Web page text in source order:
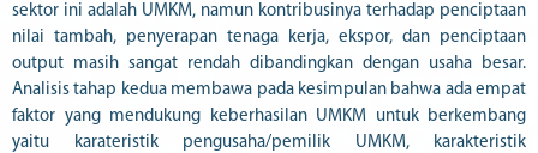
sektor ini adalah UMKM, namun kontribusinya terhadap penciptaan
nilai tambah, penyerapan tenaga kerja, ekspor, dan penciptaan
output masih sangat rendah dibandingkan dengan usaha besar.
Analisis tahap kedua membawa pada kesimpulan bahwa ada empat
faktor yang mendukung keberhasilan UMKM untuk berkembang
yaitu karateristik pengusaha/pemilik UMKM, karakteristik